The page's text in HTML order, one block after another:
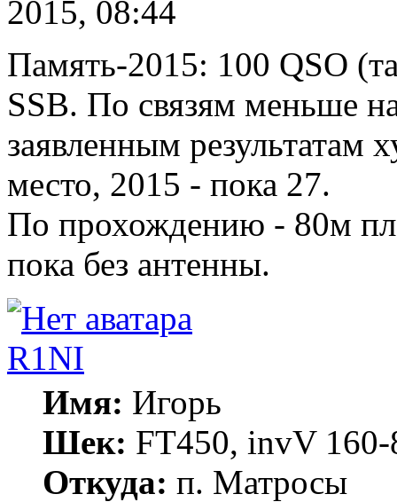
2015, 08:44
Память-2015: 100 QSO
SSB. По связям меньше
заявленным результатам
место, 2015 - пока 27.
По прохождению - 80м
пока без антенны.
R1NI
Имя: Игорь
Шек: FT450, invV
Откуда: п. Матросы